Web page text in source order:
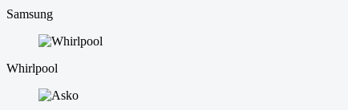
Samsung
Whirlpool